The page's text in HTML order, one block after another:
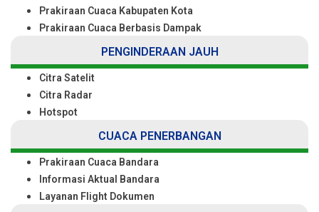
Prakiraan Cuaca Kabupaten Kota
Prakiraan Cuaca Berbasis Dampak
PENGINDERAAN JAUH
Citra Satelit
Citra Radar
Hotspot
CUACA PENERBANGAN
Prakiraan Cuaca Bandara
Informasi Aktual Bandara
Layanan Flight Dokumen